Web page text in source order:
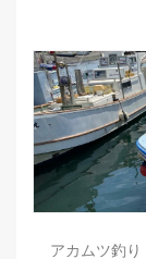
アカムツ釣り